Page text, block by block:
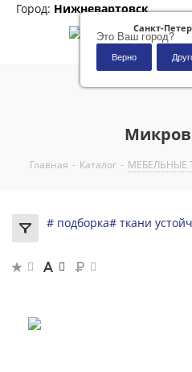
Санкт-
Это Ваш город?
Верно
Город: Нижневартовск
Главная - Каталог - МЕБЕЛЬНЫЕ
# подборка# ткани